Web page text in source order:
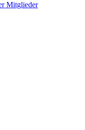
Mitglieder